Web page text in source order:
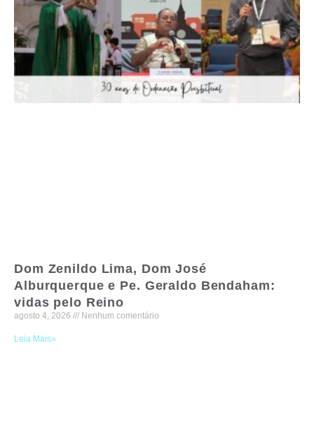
Dom Zenildo Lima, Dom José
Alburquerque e Pe. Geraldo Bendaham:
vidas pelo Reino
agosto 4, 2026 Nenhum comentário
Leia Mais»